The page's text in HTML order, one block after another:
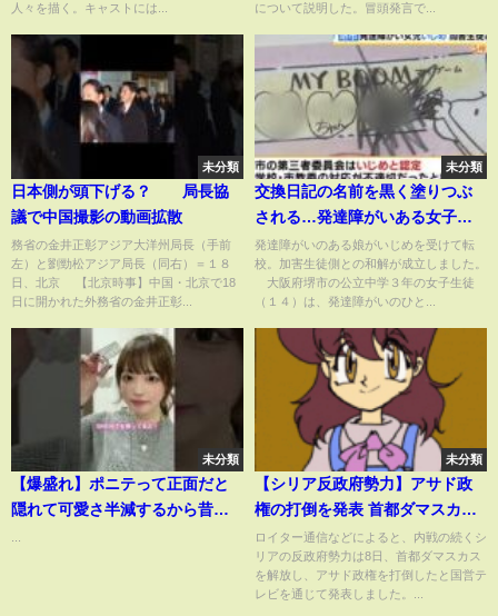
人々を描く。キャストには...
について説明した。冒頭発言で...
未分類
日本側が頭下げる？ 局長協
議で中国撮影の動画拡散
務省の金井正彰アジア大洋州局長（手前
左）と劉勁松アジア局長（同右）＝１８
日、北京 【北京時事】中国・北京で18
日に開かれた外務省の金井正彰...
未分類
交換日記の名前を黒く塗りつぶ
される…発達障がいある女子生
徒への『いじめ』 加害生徒側
との和解成立 大阪・堺市
（2024年8月28日）
発達障がいのある娘がいじめを受けて転
校。加害生徒側との和解が成立しました。
大阪府堺市の公立中学３年の女子生徒
（１４）は、発達障がいのひと...
未分類
【爆盛れ】ポニテって正面だと
隠れて可愛さ半減するから昔の
未分類
【シリア反政府勢力】アサド政
権の打倒を発表 首都ダマスカス
を解放
ロイター通信などによると、内戦の続くシ
リアの反政府勢力は8日、首都ダマスカス
を解放し、アサド政権を打倒したと国営テ
レビを通じて発表しました。...